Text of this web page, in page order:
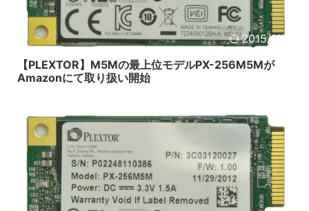
2015/1/18
【PLEXTOR】M5Mの最上位モデルPX-256M5Mが
Amazonにて取り扱い開始